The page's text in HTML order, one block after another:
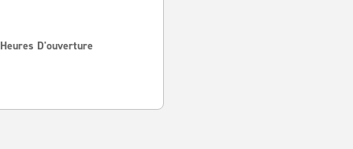
D'ouverture